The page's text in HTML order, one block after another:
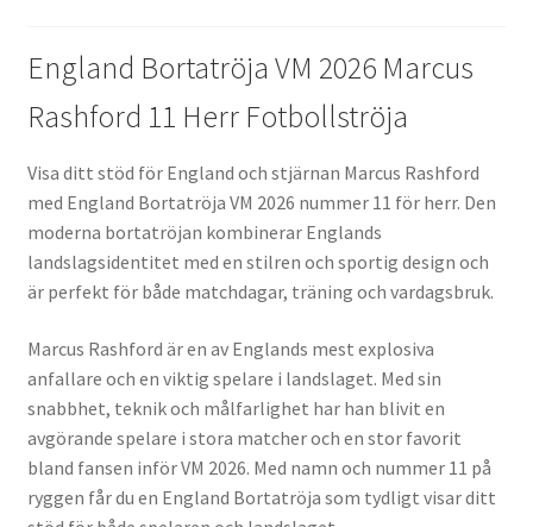
England Bortatröja VM 2026 Marcus
Rashford 11 Herr Fotbollströja
Visa ditt stöd för England och stjärnan Marcus Rashford
med England Bortatröja VM 2026 nummer 11 för herr. Den
moderna bortatröjan kombinerar Englands
landslagsidentitet med en stilren och sportig design och
är perfekt för både matchdagar, träning och vardagsbruk.
Marcus Rashford är en av Englands mest explosiva
anfallare och en viktig spelare i landslaget. Med sin
snabbhet, teknik och målfarlighet har han blivit en
avgörande spelare i stora matcher och en stor favorit
bland fansen inför VM 2026. Med namn och nummer 11 på
ryggen får du en England Bortatröja som tydligt visar ditt